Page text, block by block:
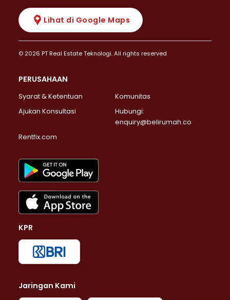
Lihat di Google Maps
© 2026 PT Real Estate Teknologi. All rights reserved
PERUSAHAAN
Syarat & Ketentuan
Komunitas
Ajukan Konsultasi
Hubungi:
enquiry@belirumah.co
Rentfix.com
KPR
Jaringan Kami